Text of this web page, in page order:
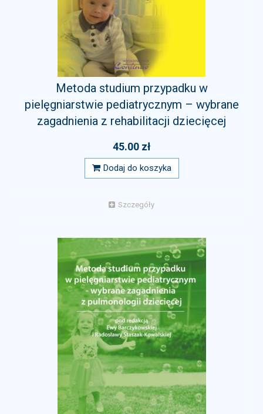
Metoda studium przypadku w
pielęgniarstwie pediatrycznym – wybrane
zagadnienia z rehabilitacji dziecięcej
45.00 zł
Dodaj do koszyka
Szczegóły